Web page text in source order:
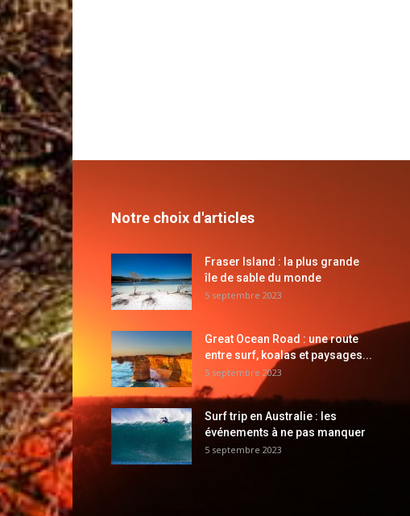
Notre choix d'articles
Fraser Island : la plus grande
île de sable du monde
5 septembre 2023
Great Ocean Road : une route
entre surf, koalas et paysages...
5 septembre 2023
Surf trip en Australie : les
événements à ne pas manquer
5 septembre 2023